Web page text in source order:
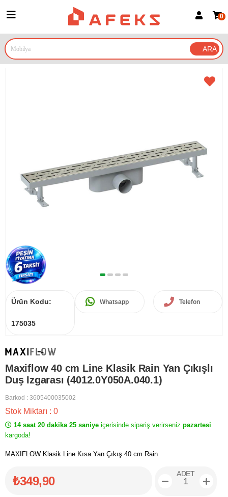
Google İle Bağlan
0
Ürün Kodu:
175035
Whatsapp Telefon
Maxiflow 40 cm Line Klasik Rain Yan Çıkışlı
Duş Izgarası (4012.0Y050A.040.1)
Barkod : 3605400035002
Stok Miktarı : 0
14 saat 20 dakika 25 saniye içerisinde sipariş verirseniz pazartesi
kargoda!
MAXIFLOW Klasik Line Kısa Yan Çıkış 40 cm Rain
₺349,90
ADET